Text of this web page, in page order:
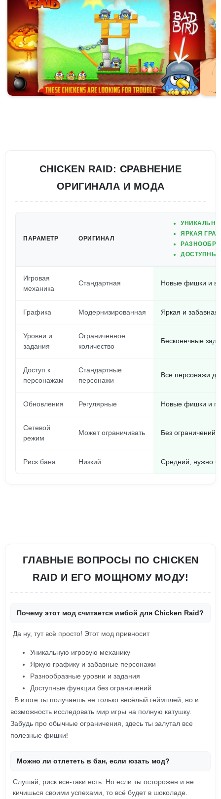
CHICKEN RAID: СРАВНЕНИЕ
ОРИГИНАЛА И МОДА
ПАРАМЕТР ОРИГИНАЛ
ЯРКАЯ
Игровая
механика
Стандартная Новые фишки и
Графика Модернизированная Яркая и
Уровни и
задания
Ограниченное
количество
Бесконечные
Доступ к
персонажам
Стандартные
персонажи
Все персонажи
Обновления Регулярные Новые фишки и
Сетевой
режим
Может ограничивать Без ограничений,
Риск бана Низкий Средний, нужно
ГЛАВНЫЕ ВОПРОСЫ ПО CHICKEN
RAID И ЕГО МОЩНОМУ МОДУ!
Почему этот мод считается имбой для Chicken Raid?
Да ну, тут всё просто! Этот мод привносит
Уникальную игровую механику
Яркую графику и забавные персонажи
Разнообразные уровни и задания
Доступные функции без ограничений
. В итоге ты получаешь не только весёлый геймплей, но и
возможность исследовать мир игры на полную катушку.
Забудь про обычные ограничения, здесь ты залутал все
полезные фишки!
Можно ли отлететь в бан, если юзать мод?
Слушай, риск все-таки есть. Но если ты осторожен и не
кичишься своими успехами, то всё будет в шоколаде.